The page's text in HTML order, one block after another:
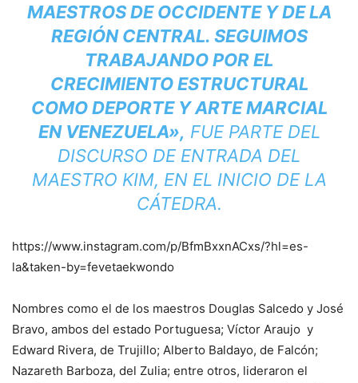
MAESTROS DE OCCIDENTE Y DE LA
REGIÓN CENTRAL. SEGUIMOS
TRABAJANDO POR EL
CRECIMIENTO ESTRUCTURAL
COMO DEPORTE Y ARTE MARCIAL
EN VENEZUELA», FUE PARTE DEL
DISCURSO DE ENTRADA DEL
MAESTRO KIM, EN EL INICIO DE LA
CÁTEDRA.
https://www.instagram.com/p/BfmBxxnACxs/?hl=es-
la&taken-by=fevetaekwondo
Nombres como el de los maestros Douglas Salcedo y José
Bravo, ambos del estado Portuguesa; Víctor Araujo y
Edward Rivera, de Trujillo; Alberto Baldayo, de Falcón;
Nazareth Barboza, del Zulia; entre otros, lideraron el